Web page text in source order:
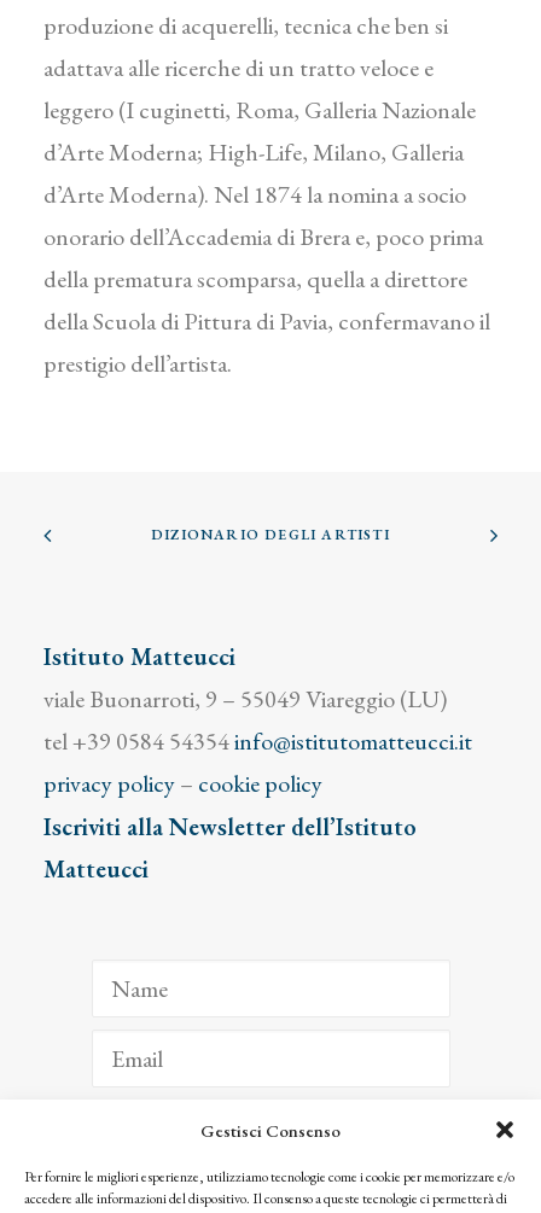
Gestisci Consenso
Per fornire le migliori esperienze, utilizziamo tecnologie come i cookie per memorizzare e/o
accedere alle informazioni del dispositivo. Il consenso a queste tecnologie ci permetterà di
produzione di acquerelli, tecnica che ben si
adattava alle ricerche di un tratto veloce e
leggero (I cuginetti, Roma, Galleria Nazionale
d’Arte Moderna; High-Life, Milano, Galleria
d’Arte Moderna). Nel 1874 la nomina a socio
onorario dell’Accademia di Brera e, poco prima
della prematura scomparsa, quella a direttore
della Scuola di Pittura di Pavia, confermavano il
prestigio dell’artista.
DIZIONARIO DEGLI ARTISTI
Istituto Matteucci
viale Buonarroti, 9 – 55049 Viareggio (LU)
tel +39 0584 54354info@istitutomatteucci.it
privacy policy– cookie policy
Iscriviti alla Newsletter dell’Istituto
Matteucci
ISCRIVITI